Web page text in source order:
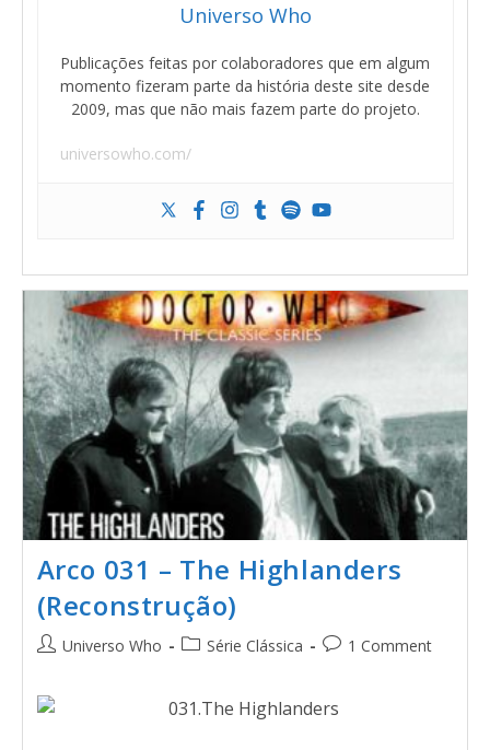
Universo Who
Publicações feitas por colaboradores que em algum
momento fizeram parte da história deste site desde
2009, mas que não mais fazem parte do projeto.
universowho.com/
Arco 031 – The Highlanders
(Reconstrução)
Universo Who Série Clássica 1 Comment